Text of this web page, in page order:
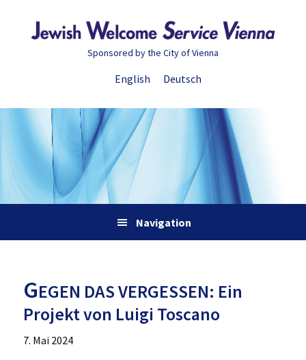
Hauptnavigation
Hauptsidebar
Fußzeile
Sponsored by the City of Vienna
English Deutsch
Navigation
GEGEN DAS VERGESSEN: Ein
Projekt von Luigi Toscano
7. Mai 2024